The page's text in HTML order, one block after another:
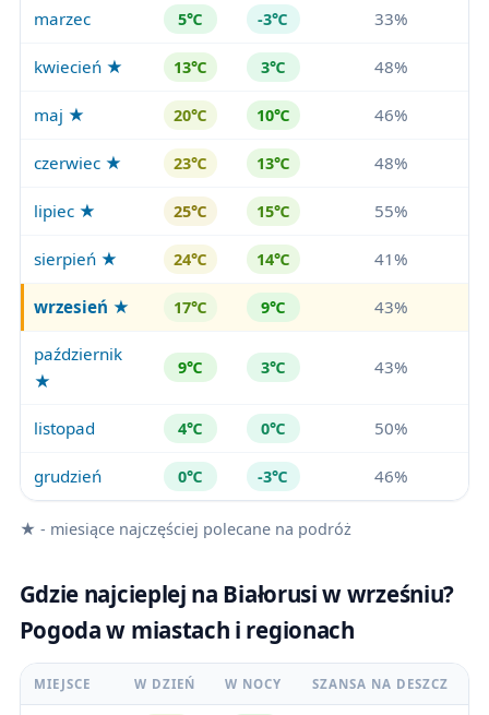
marzec 5℃ -3℃ 33%
kwiecień ★ 13℃ 3℃ 48%
maj ★ 20℃ 10℃ 46%
czerwiec ★ 23℃ 13℃ 48%
lipiec ★ 25℃ 15℃ 55%
sierpień ★ 24℃ 14℃ 41%
wrzesień ★ 17℃ 9℃ 43%
październik
★
9℃ 3℃ 43%
listopad 4℃ 0℃ 50%
grudzień 0℃ -3℃ 46%
★ - miesiące najczęściej polecane na podróż
Gdzie najcieplej na Białorusi w wrześniu?
Pogoda w miastach i regionach
MIEJSCE W DZIEŃ W NOCY SZANSA NA DESZCZ